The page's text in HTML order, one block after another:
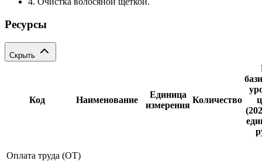
Ресурсы
Скрыть
Код Наименование
Единица
измерения
Количество
Оплата труда (ОТ)